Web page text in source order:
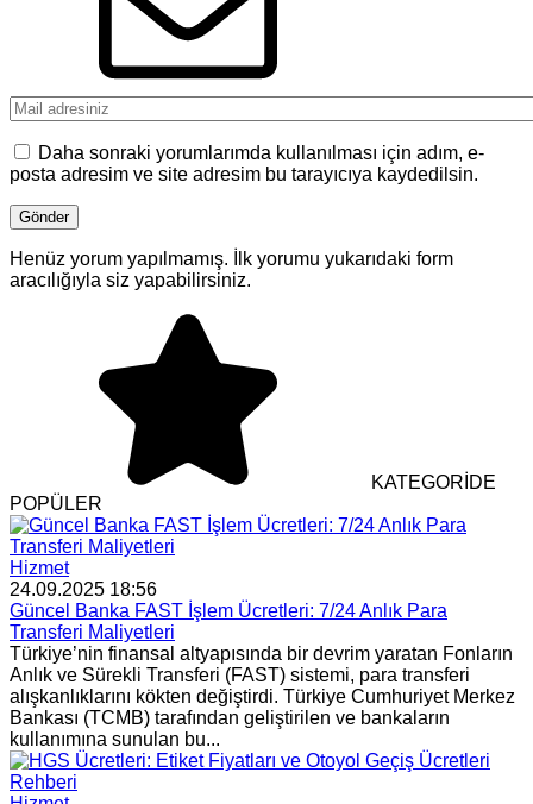
Daha sonraki yorumlarımda kullanılması için adım, e-
posta adresim ve site adresim bu tarayıcıya kaydedilsin.
Henüz yorum yapılmamış. İlk yorumu yukarıdaki form
aracılığıyla siz yapabilirsiniz.
KATEGORİDE
POPÜLER
Hizmet
24.09.2025 18:56
Güncel Banka FAST İşlem Ücretleri: 7/24 Anlık Para
Transferi Maliyetleri
Türkiye’nin finansal altyapısında bir devrim yaratan Fonların
Anlık ve Sürekli Transferi (FAST) sistemi, para transferi
alışkanlıklarını kökten değiştirdi. Türkiye Cumhuriyet Merkez
Bankası (TCMB) tarafından geliştirilen ve bankaların
kullanımına sunulan bu...